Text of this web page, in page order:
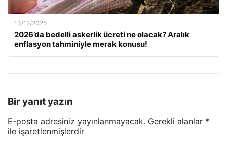
13/12/2025
2026’da bedelli askerlik ücreti ne olacak? Aralık
enflasyon tahminiyle merak konusu!
Bir yanıt yazın
E-posta adresiniz yayınlanmayacak. Gerekli alanlar *
ile işaretlenmişlerdir